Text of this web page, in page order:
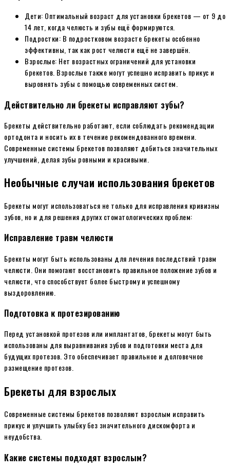
Дети: Оптимальный возраст для установки брекетов — от 9 до
14 лет, когда челюсть и зубы ещё формируются.
Подростки: В подростковом возрасте брекеты особенно
эффективны, так как рост челюсти ещё не завершён.
Взрослые: Нет возрастных ограничений для установки
брекетов. Взрослые также могут успешно исправить прикус и
выровнять зубы с помощью современных систем.
Действительно ли брекеты исправляют зубы?
Брекеты действительно работают, если соблюдать рекомендации
ортодонта и носить их в течение рекомендованного времени.
Современные системы брекетов позволяют добиться значительных
улучшений, делая зубы ровными и красивыми.
Необычные случаи использования брекетов
Брекеты могут использоваться не только для исправления кривизны
зубов, но и для решения других стоматологических проблем:
Исправление травм челюсти
Брекеты могут быть использованы для лечения последствий травм
челюсти. Они помогают восстановить правильное положение зубов и
челюсти, что способствует более быстрому и успешному
выздоровлению.
Подготовка к протезированию
Перед установкой протезов или имплантатов, брекеты могут быть
использованы для выравнивания зубов и подготовки места для
будущих протезов. Это обеспечивает правильное и долговечное
размещение протезов.
Брекеты для взрослых
Современные системы брекетов позволяют взрослым исправить
прикус и улучшить улыбку без значительного дискомфорта и
неудобства.
Какие системы подходят взрослым?